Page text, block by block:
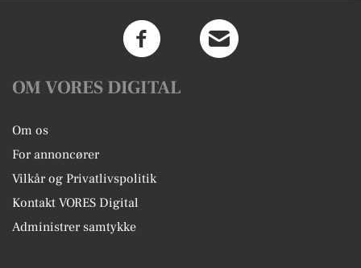
OM VORES DIGITAL
Om os
For annoncører
Vilkår og Privatlivspolitik
Kontakt VORES Digital
Administrer samtykke